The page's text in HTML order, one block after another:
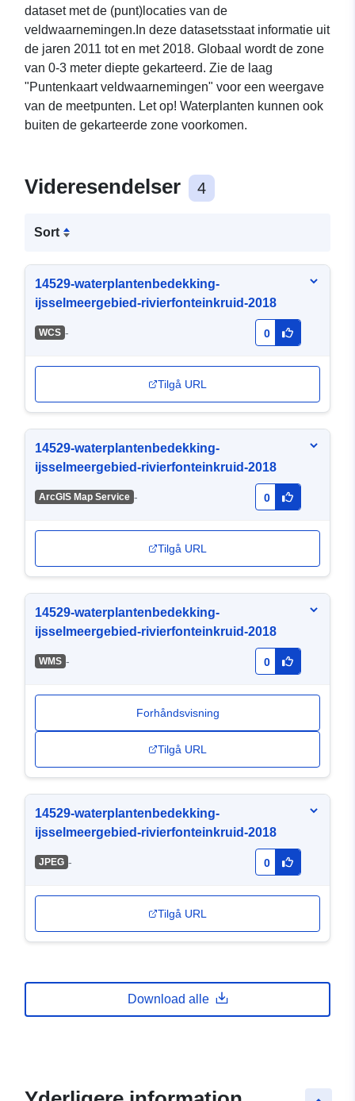
dataset met de (punt)locaties van de
veldwaarnemingen.In deze datasetsstaat informatie uit
de jaren 2011 tot en met 2018. Globaal wordt de zone
van 0-3 meter diepte gekarteerd. Zie de laag
"Puntenkaart veldwaarnemingen" voor een weergave
van de meetpunten. Let op! Waterplanten kunnen ook
buiten de gekarteerde zone voorkomen.
Videresendelser 4
Sort
14529-waterplantenbedekking-
ijsselmeergebied-rivierfonteinkruid-2018
WCS - 0
Tilgå URL
14529-waterplantenbedekking-
ijsselmeergebied-rivierfonteinkruid-2018
ArcGIS Map Service - 0
Tilgå URL
14529-waterplantenbedekking-
ijsselmeergebied-rivierfonteinkruid-2018
WMS - 0
Forhåndsvisning
Tilgå URL
14529-waterplantenbedekking-
ijsselmeergebied-rivierfonteinkruid-2018
JPEG - 0
Tilgå URL
Download alle